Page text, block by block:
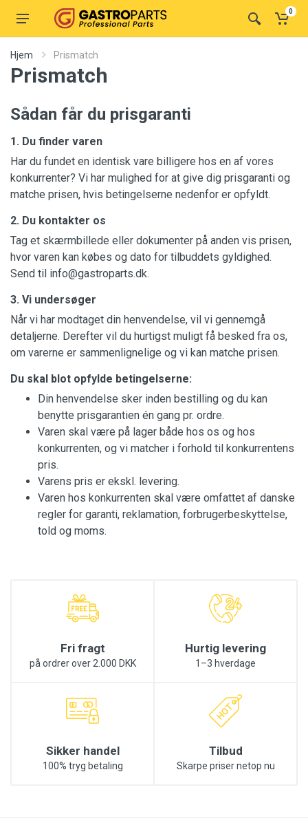
0
Hjem Prismatch
Prismatch
Sådan får du prisgaranti
1. Du finder varen
Har du fundet en identisk vare billigere hos en af vores
konkurrenter? Vi har mulighed for at give dig prisgaranti og
matche prisen, hvis betingelserne nedenfor er opfyldt.
2. Du kontakter os
Tag et skærmbillede eller dokumenter på anden vis prisen,
hvor varen kan købes og dato for tilbuddets gyldighed.
Send til info@gastroparts.dk.
3. Vi undersøger
Når vi har modtaget din henvendelse, vil vi gennemgå
detaljerne. Derefter vil du hurtigst muligt få besked fra os,
om varerne er sammenlignelige og vi kan matche prisen.
Du skal blot opfylde betingelserne:
Din henvendelse sker inden bestilling og du kan
benytte prisgarantien én gang pr. ordre.
Varen skal være på lager både hos os og hos
konkurrenten, og vi matcher i forhold til konkurrentens
pris.
Varens pris er ekskl. levering.
Varen hos konkurrenten skal være omfattet af danske
regler for garanti, reklamation, forbrugerbeskyttelse,
told og moms.
Fri fragt
på ordrer over 2.000 DKK
Hurtig levering
1–3 hverdage
Sikker handel
100% tryg betaling
Tilbud
Skarpe priser netop nu